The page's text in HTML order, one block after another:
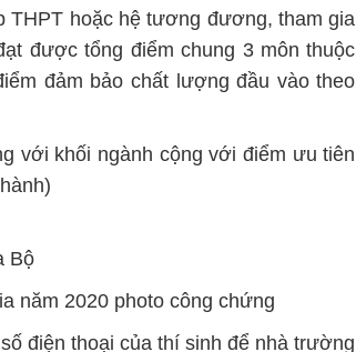
THPT hoặc hệ tương đương, tham gia
được tổng điểm chung 3 môn thuộc
đảm bảo chất lượng đầu vào theo
với khối ngành cộng với điểm ưu tiên
Bộ
năm 2020 photo công chứng
điện thoại của thí sinh để nhà trường